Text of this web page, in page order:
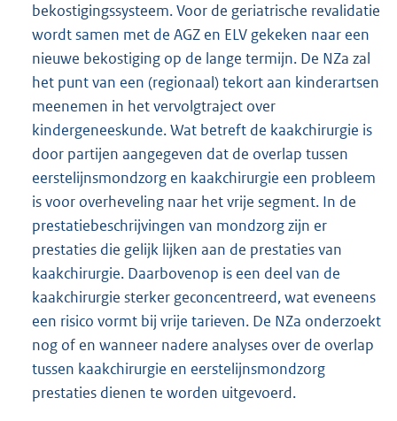
bekostigingssysteem. Voor de geriatrische revalidatie
wordt samen met de AGZ en ELV gekeken naar een
nieuwe bekostiging op de lange termijn. De NZa zal
het punt van een (regionaal) tekort aan kinderartsen
meenemen in het vervolgtraject over
kindergeneeskunde. Wat betreft de kaakchirurgie is
door partijen aangegeven dat de overlap tussen
eerstelijnsmondzorg en kaakchirurgie een probleem
is voor overheveling naar het vrije segment. In de
prestatiebeschrijvingen van mondzorg zijn er
prestaties die gelijk lijken aan de prestaties van
kaakchirurgie. Daarbovenop is een deel van de
kaakchirurgie sterker geconcentreerd, wat eveneens
een risico vormt bij vrije tarieven. De NZa onderzoekt
nog of en wanneer nadere analyses over de overlap
tussen kaakchirurgie en eerstelijnsmondzorg
prestaties dienen te worden uitgevoerd.